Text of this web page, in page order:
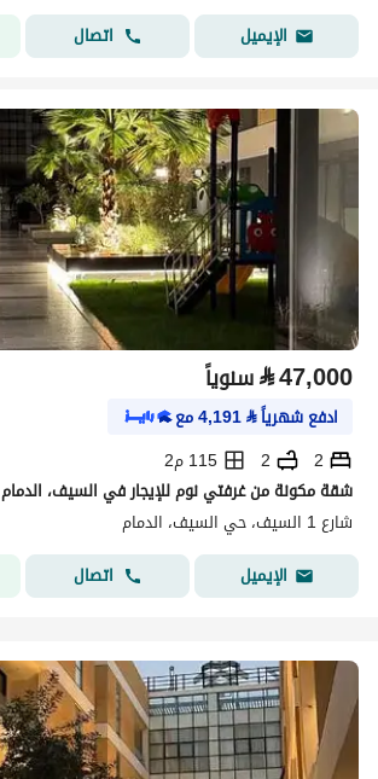
الإيميل
اتصال
⃁47,000 سنوياً
ادفع شهرياً⃁
4,191مع
2
2
115 م2
شقة مكونة من غرفتي نوم للإيجار في السيف، الدمام
شارع 1 السيف، حي السيف، الدمام
الإيميل
اتصال